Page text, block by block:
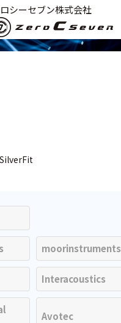
シーセブン株式会社
フ
リ
ー
ワ
質問
SilverFit
moorinstruments
Interacoustics
Avotec